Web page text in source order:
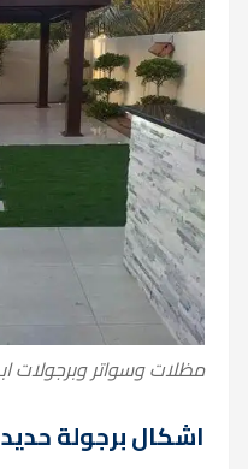
مظلات وسواتر وبرجولات
اشكال برجولة حديد